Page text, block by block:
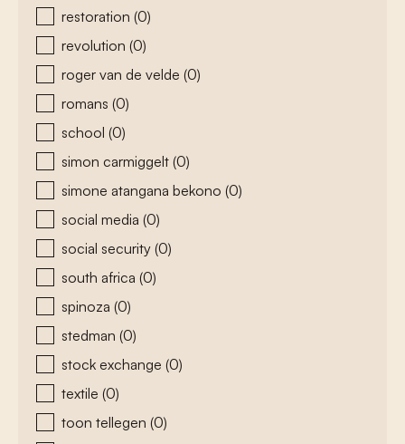
restoration (0)
revolution (0)
roger van de velde (0)
romans (0)
school (0)
simon carmiggelt (0)
simone atangana bekono (0)
social media (0)
social security (0)
south africa (0)
spinoza (0)
stedman (0)
stock exchange (0)
textile (0)
toon tellegen (0)